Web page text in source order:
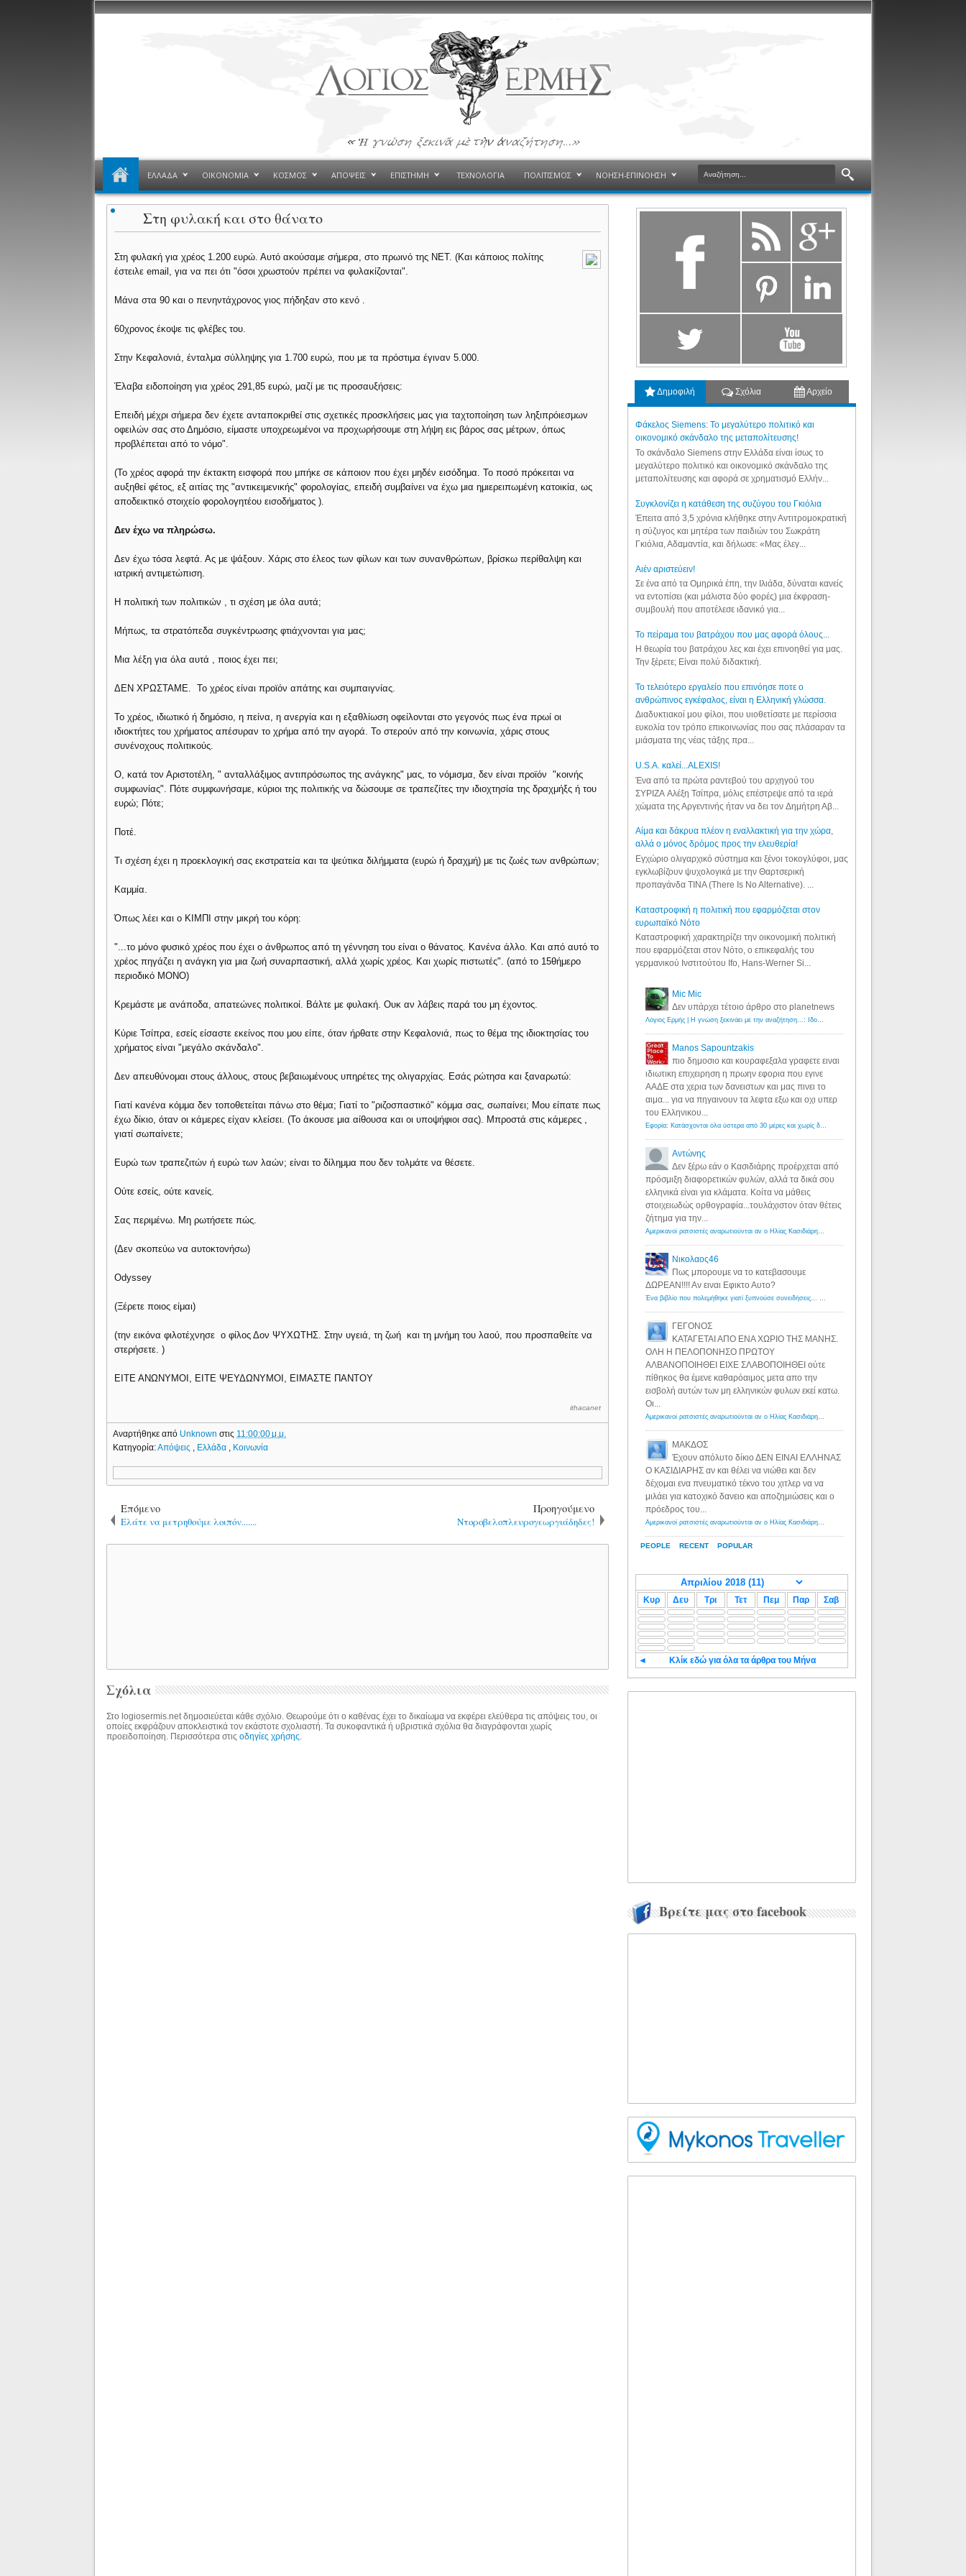
ΕΛΛΑΔΑ ΟΙΚΟΝΟΜΙΑ ΚΟΣΜΟΣ ΑΠΟΨΕΙΣ ΕΠΙΣΤΗΜΗ ΤΕΧΝΟΛΟΓΙΑ ΠΟΛΙΤΙΣΜΟΣ ΝΟΗΣΗ-ΕΠΙΝΟΗΣΗ
Στη φυλακή και στο θάνατο
Στη φυλακή για χρέος 1.200 ευρώ. Αυτό ακούσαμε σήμερα, στο πρωινό της ΝΕΤ. (Και κάποιος πολίτης
έστειλε email, για να πει ότι "όσοι χρωστούν πρέπει να φυλακίζονται".
Μάνα στα 90 και ο πενηντάχρονος γιος πήδηξαν στο κενό .
60χρονος έκοψε τις φλέβες του.
Στην Κεφαλονιά, ένταλμα σύλληψης για 1.700 ευρώ, που με τα πρόστιμα έγιναν 5.000.
Έλαβα ειδοποίηση για χρέος 291,85 ευρώ, μαζί με τις προσαυξήσεις:
Επειδή μέχρι σήμερα δεν έχετε ανταποκριθεί στις σχετικές προσκλήσεις μας για ταχτοποίηση των ληξιπρόιεσμων
οφειλών σας στο Δημόσιο, είμαστε υποχρεωμένοι να προχωρήσουμε στη λήψη εις βάρος σας μέτρων, όπως
προβλέπεται από το νόμο".
(Το χρέος αφορά την έκτακτη εισφορά που μπήκε σε κάποιον που έχει μηδέν εισόδημα. Το ποσό πρόκειται να
αυξηθεί φέτος, εξ αιτίας της "αντικειμενικής" φορολογίας, επειδή συμβαίνει να έχω μια ημιερειπωμένη κατοικία, ως
αποδεικτικό στοιχείο φορολογητέου εισοδήματος ).
Δεν έχω να πληρώσω.
Δεν έχω τόσα λεφτά. Ας με ψάξουν. Χάρις στο έλεος των φίλων και των συνανθρώπων, βρίσκω περίθαλψη και
ιατρική αντιμετώπιση.
Η πολιτική των πολιτικών , τι σχέση με όλα αυτά;
Μήπως, τα στρατόπεδα συγκέντρωσης φτιάχνονται για μας;
Μια λέξη για όλα αυτά , ποιος έχει πει;
ΔΕΝ ΧΡΩΣΤΑΜΕ. Το χρέος είναι προϊόν απάτης και συμπαιγνίας.
Το χρέος, ιδιωτικό ή δημόσιο, η πείνα, η ανεργία και η εξαθλίωση οφείλονται στο γεγονός πως ένα πρωί οι
ιδιοκτήτες του χρήματος απέσυραν το χρήμα από την αγορά. Το στερούν από την κοινωνία, χάρις στους
συνένοχους πολιτικούς.
Ο, κατά τον Αριστοτέλη, " ανταλλάξιμος αντιπρόσωπος της ανάγκης" μας, το νόμισμα, δεν είναι προϊόν "κοινής
συμφωνίας". Πότε συμφωνήσαμε, κύριοι της πολιτικής να δώσουμε σε τραπεζίτες την ιδιοχτησία της δραχμήξς ή του
ευρώ; Πότε;
Ποτέ.
Τι σχέση έχει η προεκλογική σας εκστρατεία και τα ψεύτικα διλήμματα (ευρώ ή δραχμή) με τις ζωές των ανθρώπων;
Καμμία.
Όπως λέει και ο ΚΙΜΠΙ στην μικρή του κόρη:
"...το μόνο φυσικό χρέος που έχει ο άνθρωπος από τη γέννηση του είναι ο θάνατος. Κανένα άλλο. Και από αυτό το
χρέος πηγάζει η ανάγκη για μια ζωή συναρπαστική, αλλά χωρίς χρέος. Και χωρίς πιστωτές". (από το 15θήμερο
περιοδικό ΜΟΝΟ)
Κρεμάστε με ανάποδα, απατεώνες πολιτικοί. Βάλτε με φυλακή. Ουκ αν λάβεις παρά του μη έχοντος.
Κύριε Τσίπρα, εσείς είσαστε εκείνος που μου είπε, όταν ήρθατε στην Κεφαλονιά, πως το θέμα της ιδιοκτησίας του
χρήματος είναι "μεγάλο σκάνδαλο".
Δεν απευθύνομαι στους άλλους, στους βεβαιωμένους υπηρέτες της ολιγαρχίας. Εσάς ρώτησα και ξαναρωτώ:
Γιατί κανένα κόμμα δεν τοποθετείται πάνω στο θέμα; Γιατί το "ριζοσπαστικό" κόμμα σας, σωπαίνει; Μου είπατε πως
έχω δίκιο, όταν οι κάμερες είχαν κλείσει. (Το άκουσε μια αίθουσα και οι υποψήφιοι σας). Μπροστά στις κάμερες ,
γιατί σωπαίνετε;
Ευρώ των τραπεζιτών ή ευρώ των λαών; είναι το δίλημμα που δεν τολμάτε να θέσετε.
Ούτε εσείς, ούτε κανείς.
Σας περιμένω. Μη ρωτήσετε πώς.
(Δεν σκοπεύω να αυτοκτονήσω)
Odyssey
(Ξέρετε ποιος είμαι)
(την εικόνα φιλοτέχνησε ο φίλος Δον ΨΥΧΩΤΗΣ. Στην υγειά, τη ζωή και τη μνήμη του λαού, που προσπαθείτε να
στερήσετε. )
ΕΙΤΕ ΑΝΩΝΥΜΟΙ, ΕΙΤΕ ΨΕΥΔΩΝΥΜΟΙ, ΕΙΜΑΣΤΕ ΠΑΝΤΟΥ
ithacanet
Αναρτήθηκε από Unknownστις 11:00:00 μ.μ.
Κατηγορία:Απόψεις Ελλάδα Κοινωνία
Επόμενο
Ελάτε να μετρηθούμε λοιπόν.......
Προηγούμενο
Ντοροβελοπλευρογεωργιάδηδες!
Σχόλια
Στο logiosermis.net δημοσιεύεται κάθε σχόλιο. Θεωρούμε ότι ο καθένας έχει το δικαίωμα να εκφέρει ελεύθερα τις απόψεις του, οι
οποίες εκφράζουν αποκλειστικά τον εκάστοτε σχολιαστή. Τα συκοφαντικά ή υβριστικά σχόλια θα διαγράφονται χωρίς
προειδοποίηση. Περισσότερα στιςοδηγίες χρήσης
Δημοφιλή Σχόλια Αρχείο
Φάκελος Siemens: Το μεγαλύτερο πολιτικό και
οικονομικό σκάνδαλο της μεταπολίτευσης!
Το σκάνδαλο Siemens στην Ελλάδα είναι ίσως το
μεγαλύτερο πολιτικό και οικονομικό σκάνδαλο της
μεταπολίτευσης και αφορά σε χρηματισμό Ελλήν...
Συγκλονίζει η κατάθεση της συζύγου του Γκιόλια
Έπειτα από 3,5 χρόνια κλήθηκε στην Αντιτρομοκρατική
η σύζυγος και μητέρα των παιδιών του Σωκράτη
Γκιόλια, Αδαμαντία, και δήλωσε: «Μας έλεγ...
Aιέν αριστεύειν!
Σε ένα από τα Ομηρικά έπη, την Ιλιάδα, δύναται κανείς
να εντοπίσει (και μάλιστα δύο φορές) μια έκφραση-
συμβουλή που αποτέλεσε ιδανικό για...
Το πείραμα του βατράχου που μας αφορά όλους...
Η θεωρία του βατράχου λες και έχει επινοηθεί για μας.
Την ξέρετε; Είναι πολύ διδακτική.
Το τελειότερο εργαλείο που επινόησε ποτε ο
ανθρώπινος εγκέφαλος, είναι η Ελληνική γλώσσα.
Διαδυκτιακοί μου φίλοι, που υιοθετίσατε με περίσσια
ευκολία τον τρόπο επικοινωνίας που σας πλάσαραν τα
μιάσματα της νέας τάξης πρα...
U.S.A. καλεί...ALEXIS!
Ένα από τα πρώτα ραντεβού του αρχηγού του
ΣΥΡΙΖΑ Αλέξη Τσίπρα, μόλις επέστρεψε από τα ιερά
χώματα της Αργεντινής ήταν να δει τον Δημήτρη Αβ...
Αίμα και δάκρυα πλέον η εναλλακτική για την χώρα,
αλλά ο μόνος δρόμος προς την ελευθερία!
Εγχώριο ολιγαρχικό σύστημα και ξένοι τοκογλύφοι, μας
εγκλωβίζουν ψυχολογικά με την Θαρτσερική
προπαγάνδα TINA (There Is No Alternative). ...
Καταστροφική η πολιτική που εφαρμόζεται στον
ευρωπαϊκό Νότο
Καταστροφική χαρακτηρίζει την οικονομική πολιτική
που εφαρμόζεται στον Νότο, ο επικεφαλής του
γερμανικού Ινστιτούτου Ifo, Hans-Werner Si...
PEOPLE RECENT POPULAR
Mic Mic
Δεν υπάρχει τέτοιο άρθρο στο planetnews
Λόγιος Ερμής | Η γνώση ξεκινάει με την αναζήτηση...: Ιδού οι 18 που χρωστούν 11 δις ευρώ!
Manos Sapountzakis
πιο δημοσιο και κουραφεξαλα γραφετε ειναι
ιδιωτικη επιχειρηση η πρωην εφορια που εγινε
ΑΑΔΕ στα χερια των δανειστων και μας πινει το
αιμα... για να πηγαινουν τα λεφτα εξω και οχι υπερ
του Ελληνικου...
Εφορία: Κατάσχονται όλα ύστερα από 30 μέρες και χωρίς δικαστικές αποφάσεις - Λόγιος Ερμής
Αντώνης
Δεν ξέρω εάν ο Κασιδιάρης προέρχεται από
πρόσμιξη διαφορετικών φυλών, αλλά τα δικά σου
ελληνικά είναι για κλάματα. Κοίτα να μάθεις
στοιχειωδώς ορθογραφία...τουλάχιστον όταν θέτεις
ζήτημα για την...
Αμερικανοί ρατσιστές αναρωτιούνται αν ο Ηλίας Κασιδιάρης ανήκει στη λευκή φυλή... - Λόγιος Ερμής
Νικολαος46
Πως μπορουμε να το κατεβασουμε
ΔΩΡΕΑΝ!!!! Αν ειναι Εφικτο Αυτο?
Ένα βιβλίο που πολεμήθηκε γιατί ξυπνούσε συνειδήσεις... - Λόγιος Ερμής | Η γνώση ξεκινάει με την αναζήτηση...
ΓΕΓΟΝΟΣ
ΚΑΤΑΓΕΤΑΙ ΑΠΟ ΕΝΑ ΧΩΡΙΟ ΤΗΣ ΜΑΝΗΣ.
ΟΛΗ Η ΠΕΛΟΠΟΝΗΣΟ ΠΡΩΤΟΥ
ΑΛΒΑΝΟΠΟΙΗΘΕΙ ΕΙΧΕ ΣΛΑΒΟΠΟΙΗΘΕΙ ούτε
πίθηκος θα έμενε καθαρόαιμος μετα απο την
εισβολή αυτών των μη ελληνικών φυλων εκεί κατω.
Οι...
Αμερικανοί ρατσιστές αναρωτιούνται αν ο Ηλίας Κασιδιάρης ανήκει στη λευκή φυλή... - Λόγιος Ερμής
ΜΑΚΔΟΣ
Έχουν απόλυτο δίκιο ΔΕΝ ΕΙΝΑΙ ΕΛΛΗΝΑΣ
Ο ΚΑΣΙΔΙΑΡΗΣ αν και θέλει να νιώθει και δεν
δέχομαι ενα πνευματικό τέκνο του χιτλερ να να
μιλάει για κατοχικό δανειο και αποζημιώσεις και ο
πρόεδρος του...
Αμερικανοί ρατσιστές αναρωτιούνται αν ο Ηλίας Κασιδιάρης ανήκει στη λευκή φυλή... - Λόγιος Ερμής
Κυρ Δευ Τρι Τετ Πεμ Παρ Σαβ
◄ Κλίκ εδώ για όλα τα άρθρα του Μήνα
Βρείτε μας στο facebook